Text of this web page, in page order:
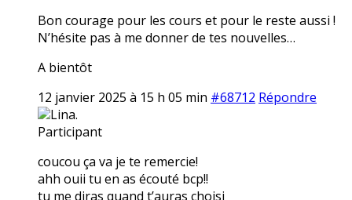
Bon courage pour les cours et pour le reste aussi !
N’hésite pas à me donner de tes nouvelles…
A bientôt
12 janvier 2025 à 15 h 05 min #68712 Répondre
Lina.
Participant
coucou ça va je te remercie!
ahh ouii tu en as écouté bcp!!
tu me diras quand t’auras choisi